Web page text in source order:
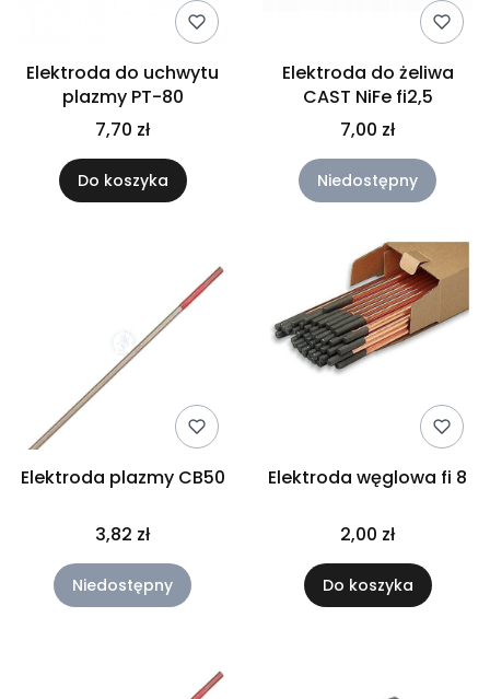
Elektroda do uchwytu
plazmy PT-80
7,70 zł
Do koszyka
Elektroda do żeliwa
CAST NiFe fi2,5
7,00 zł
Niedostępny
Elektroda plazmy CB50
3,82 zł
Niedostępny
Elektroda węglowa fi 8
2,00 zł
Do koszyka